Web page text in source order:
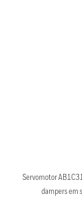
Servomotor
dampers em